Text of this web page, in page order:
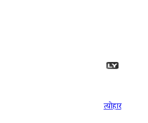
त्योहार